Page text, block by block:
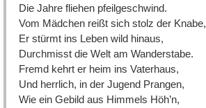
Die Jahre fliehen pfeilgeschwind.
Vom Mädchen reißt sich stolz der Knabe,
Er stürmt ins Leben wild hinaus,
Durchmisst die Welt am Wanderstabe.
Fremd kehrt er heim ins Vaterhaus,
Und herrlich, in der Jugend Prangen,
Wie ein Gebild aus Himmels Höh’n,